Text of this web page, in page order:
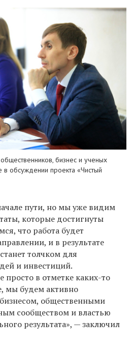
бизнес и ученых
в обсуждении проекта «Чистый
пути, но мы уже видим
которые достигнуты
что работа будет
и в результате
толчком для
и инвестиций.
в отметке каких-то
мы будем активно
общественными
сообществом и властью
результата», — заключил